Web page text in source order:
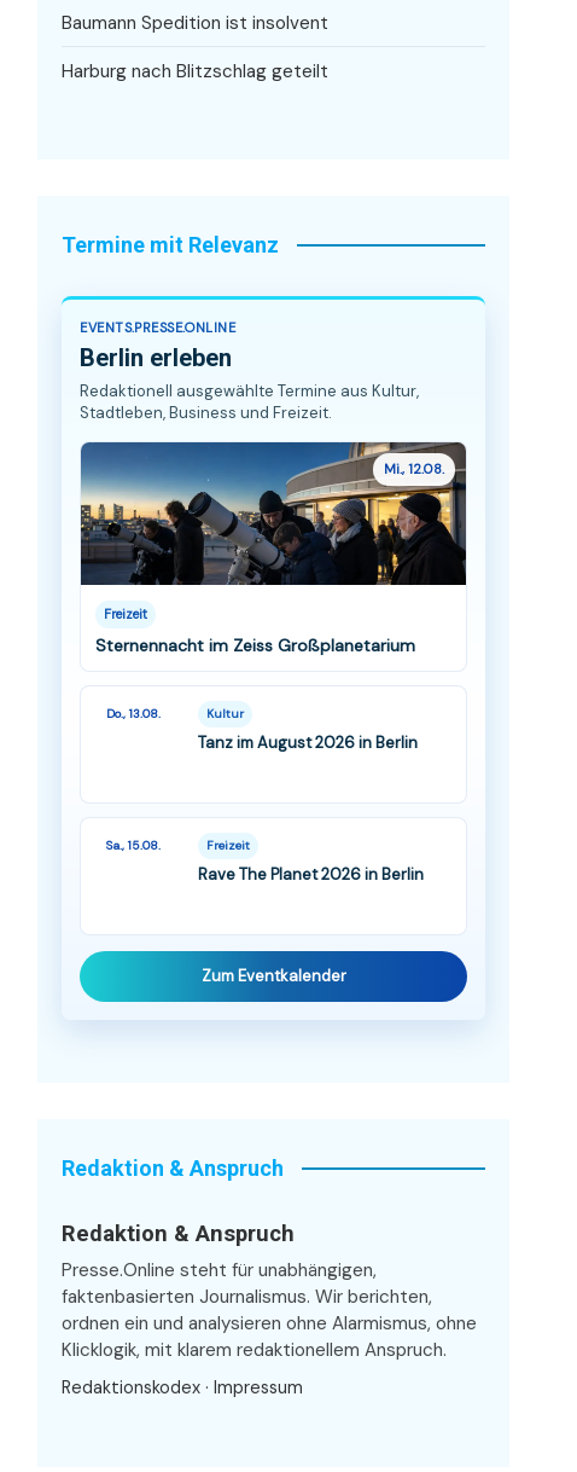
Baumann Spedition ist insolvent
Harburg nach Blitzschlag geteilt
Termine mit Relevanz
EVENTS.PRESSE.ONLINE
Berlin erleben
Redaktionell ausgewählte Termine aus Kultur,
Stadtleben, Business und Freizeit.
Mi., 12.08.
Freizeit
Sternennacht im Zeiss Großplanetarium
Do., 13.08. Kultur
Tanz im August 2026 in Berlin
Sa., 15.08. Freizeit
Rave The Planet 2026 in Berlin
Zum Eventkalender
Redaktion & Anspruch
Redaktion & Anspruch
Presse.Online steht für unabhängigen,
faktenbasierten Journalismus. Wir berichten,
ordnen ein und analysieren ohne Alarmismus, ohne
Klicklogik, mit klarem redaktionellem Anspruch.
Redaktionskodex · Impressum